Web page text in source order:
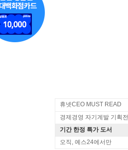
휴넷CEO MUST READ
경제경영 자기계발 기획전
기간 한정 특가 도서
오직, 예스24에서만